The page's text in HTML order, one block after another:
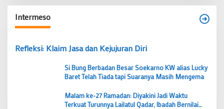
Intermeso
Refleksi: Klaim Jasa dan Kejujuran Diri
Si Bung Berbadan Besar Soekarno KW alias Lucky
Baret Telah Tiada tapi Suaranya Masih Mengema
Malam ke-27 Ramadan: Diyakini Jadi Waktu
Terkuat Turunnya Lailatul Qadar, Ibadah Bernilai